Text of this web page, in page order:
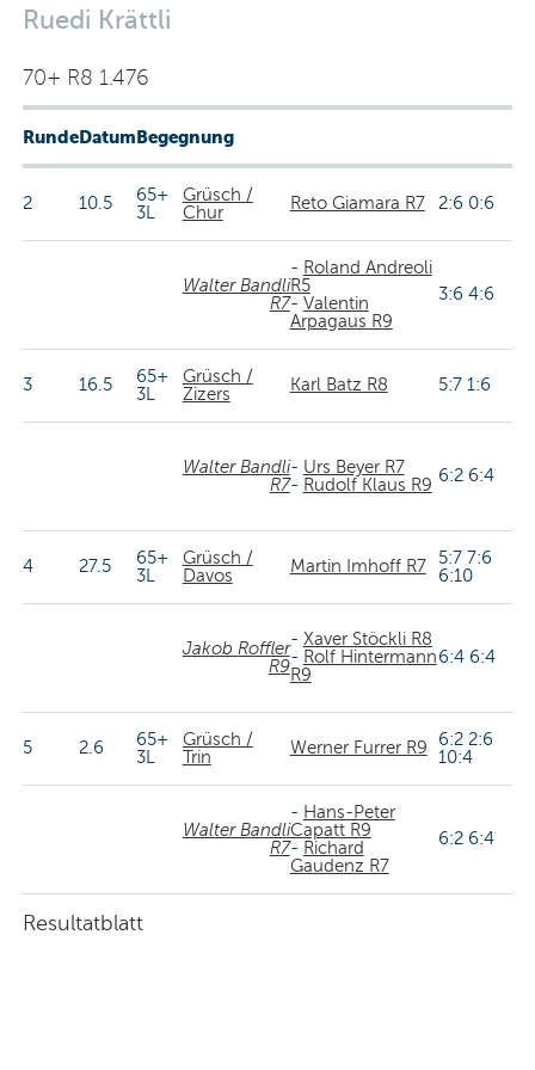
Ruedi Krättli
70+ R8 1.476
RundeDatumBegegnung
2 10.5
65+
3L
Grüsch /
Chur
Reto Giamara R7 2:6 0:6
Walter Bandli
R7
- Roland Andreoli
R5
- Valentin
Arpagaus R9
3:6 4:6
3 16.5
65+
3L
Grüsch /
Zizers
Karl Batz R8 5:7 1:6
Walter Bandli
R7
- Urs Beyer R7
- Rudolf Klaus R9 6:2 6:4
4 27.5
65+
3L
Grüsch /
Davos
Martin Imhoff R7
5:7 7:6
6:10
Jakob Roffler
R9
- Xaver Stöckli R8
- Rolf Hintermann
R9
6:4 6:4
5 2.6
65+
3L
Grüsch /
Trin
Werner Furrer R9
6:2 2:6
10:4
Walter Bandli
R7
- Hans-Peter
Capatt R9
- Richard
Gaudenz R7
6:2 6:4
Resultatblatt